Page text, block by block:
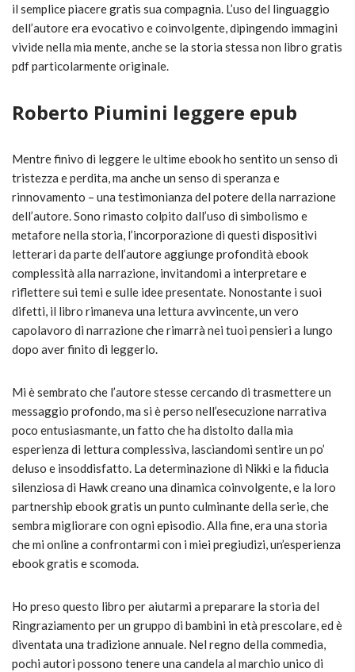
il semplice piacere gratis sua compagnia. L’uso del linguaggio
dell’autore era evocativo e coinvolgente, dipingendo immagini
vivide nella mia mente, anche se la storia stessa non libro gratis
pdf particolarmente originale.
Roberto Piumini leggere epub
Mentre finivo di leggere le ultime ebook ho sentito un senso di
tristezza e perdita, ma anche un senso di speranza e
rinnovamento – una testimonianza del potere della narrazione
dell’autore. Sono rimasto colpito dall’uso di simbolismo e
metafore nella storia, l’incorporazione di questi dispositivi
letterari da parte dell’autore aggiunge profondità ebook
complessità alla narrazione, invitandomi a interpretare e
riflettere sui temi e sulle idee presentate. Nonostante i suoi
difetti, il libro rimaneva una lettura avvincente, un vero
capolavoro di narrazione che rimarrà nei tuoi pensieri a lungo
dopo aver finito di leggerlo.
Mi è sembrato che l’autore stesse cercando di trasmettere un
messaggio profondo, ma si è perso nell’esecuzione narrativa
poco entusiasmante, un fatto che ha distolto dalla mia
esperienza di lettura complessiva, lasciandomi sentire un po’
deluso e insoddisfatto. La determinazione di Nikki e la fiducia
silenziosa di Hawk creano una dinamica coinvolgente, e la loro
partnership ebook gratis un punto culminante della serie, che
sembra migliorare con ogni episodio. Alla fine, era una storia
che mi online a confrontarmi con i miei pregiudizi, un’esperienza
ebook gratis e scomoda.
Ho preso questo libro per aiutarmi a preparare la storia del
Ringraziamento per un gruppo di bambini in età prescolare, ed è
diventata una tradizione annuale. Nel regno della commedia,
pochi autori possono tenere una candela al marchio unico di